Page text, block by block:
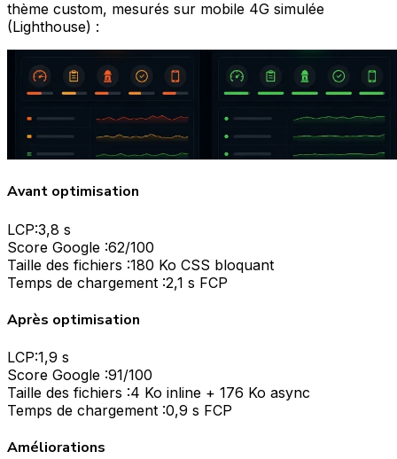
thème custom, mesurés sur mobile 4G simulée
(Lighthouse) :
Avant optimisation
LCP:3,8 s
Score Google :62/100
Taille des fichiers :180 Ko CSS bloquant
Temps de chargement :2,1 s FCP
Après optimisation
LCP:1,9 s
Score Google :91/100
Taille des fichiers :4 Ko inline + 176 Ko async
Temps de chargement :0,9 s FCP
Améliorations